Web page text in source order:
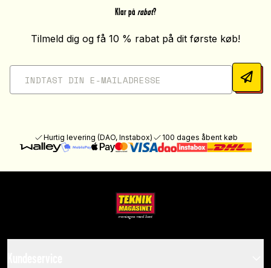
Klar på rabat?
Tilmeld dig og få 10 % rabat på dit første køb!
Hurtig levering (DAO, Instabox) 100 dages åbent køb